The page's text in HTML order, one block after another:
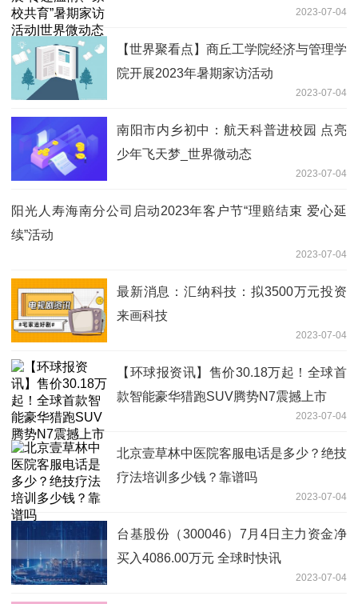
2023-07-04
【世界聚看点】商丘工学院经济与管理学
院开展2023年暑期家访活动
2023-07-04
南阳市内乡初中：航天科普进校园 点亮
少年飞天梦_世界微动态
2023-07-04
阳光人寿海南分公司启动2023年客户节“理赔结束 爱心延
续”活动
2023-07-04
最新消息：汇纳科技：拟3500万元投资
来画科技
2023-07-04
【环球报资讯】售价30.18万起！全球首
款智能豪华猎跑SUV腾势N7震撼上市
2023-07-04
北京壹草林中医院客服电话是多少？绝技
疗法培训多少钱？靠谱吗
2023-07-04
台基股份（300046）7月4日主力资金净
买入4086.00万元 全球时快讯
2023-07-04